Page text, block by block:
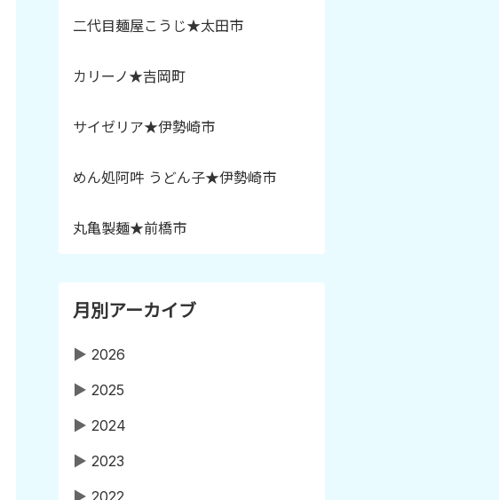
二代目麺屋こうじ★太田市
カリーノ★吉岡町
サイゼリア★伊勢崎市
めん処阿吽 うどん子★伊勢崎市
丸亀製麺★前橋市
月別アーカイブ
▶ 2026
▶ 2025
▶ 2024
▶ 2023